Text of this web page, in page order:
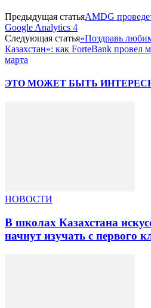
Предыдущая статьяAMDG
Google Analytics 4
Следующая статья«Поздравь
Казахстан»: как ForteBank
марта
ЭТО МОЖЕТ БЫТЬ
НОВОСТИ
В школах Казахстана
начнут изучать с первого